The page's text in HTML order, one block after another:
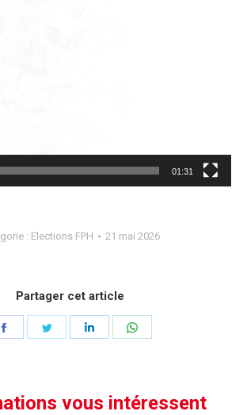
01:31
: Elections FPH 21 mai 2026
Partager cet article
Partager Partager Partager
vous intéressent